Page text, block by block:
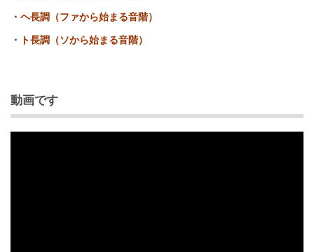
・ヘ長調（ファから始まる音階）
・ト長調（ソから始まる音階）
動画です